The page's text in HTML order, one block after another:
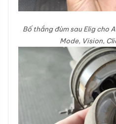
Bố thắng đùm sau Elig cho
Mode, Vision,